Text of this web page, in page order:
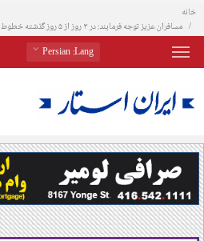
خانه
مسافران عزیز توجه فرمایند: در ۳ روز از ۵ روز گذشته خطوط هوایی و فرودگاه‌های کانادا بدترین‌های جهان شدند
Lang
: Persian